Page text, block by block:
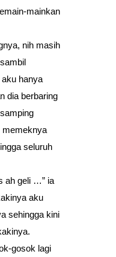
mainkan
nih masih
hanya
dia berbaring
memeknya
seluruh
ah geli …” ia
aku
sehingga kini
gosok lagi